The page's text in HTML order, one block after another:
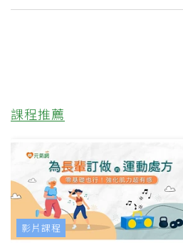
課程推薦
影片課程